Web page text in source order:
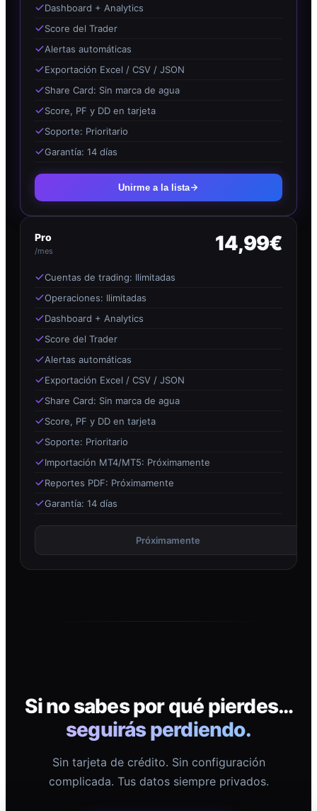
Dashboard + Analytics
Score del Trader
Alertas automáticas
Exportación Excel / CSV / JSON
Share Card: Sin marca de agua
Score, PF y DD en tarjeta
Soporte: Prioritario
Garantía: 14 días
Unirme a la lista
Pro
/mes 14,99€
Cuentas de trading: Ilimitadas
Operaciones: Ilimitadas
Dashboard + Analytics
Score del Trader
Alertas automáticas
Exportación Excel / CSV / JSON
Share Card: Sin marca de agua
Score, PF y DD en tarjeta
Soporte: Prioritario
Importación MT4/MT5: Próximamente
Reportes PDF: Próximamente
Garantía: 14 días
Próximamente
Si no sabes por qué pierdes…
seguirás perdiendo.
Sin tarjeta de crédito. Sin configuración
complicada. Tus datos siempre privados.